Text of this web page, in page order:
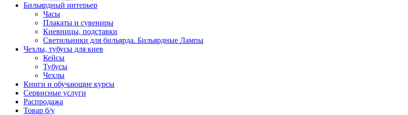
Бильярдный интерьер
Часы
Плакаты и сувениры
Киевницы, подставки
Светильники для бильярда. Бильярдные Лампы
Чехлы, тубусы для киев
Кейсы
Тубусы
Чехлы
Книги и обучающие курсы
Сервисные услуги
Распродажа
Товар б/у